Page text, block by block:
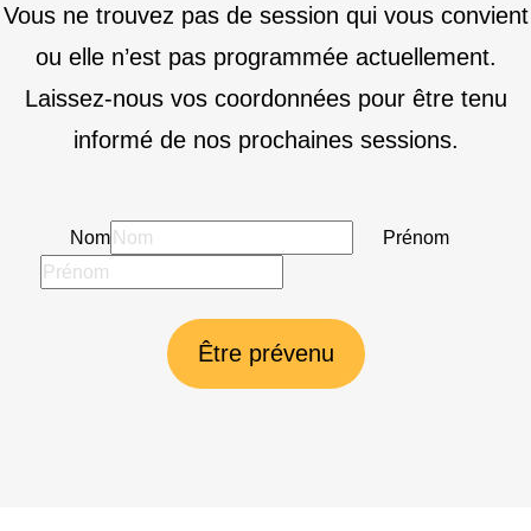
Vous ne trouvez pas de session qui vous convient
ou elle n’est pas programmée actuellement.
Laissez-nous vos coordonnées pour être tenu
informé de nos prochaines sessions.
Nom Prénom
Être prévenu